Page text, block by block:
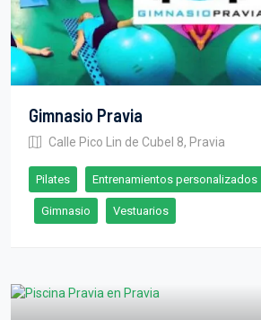
Gimnasio Pravia
Calle Pico Lin de Cubel 8, Pravia
Pilates Entrenamientos personalizados
Gimnasio Vestuarios